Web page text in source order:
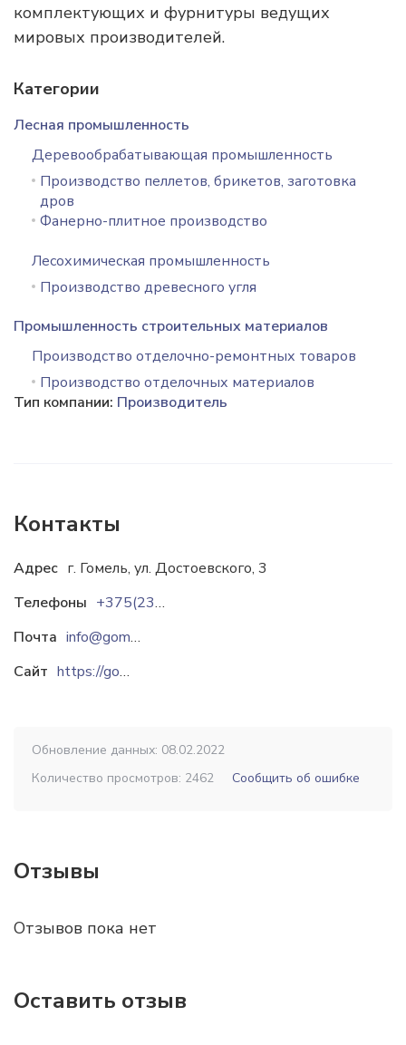
комплектующих и фурнитуры ведущих
мировых производителей.
Категории
Лесная промышленность
Деревообрабатывающая промышленность
Производство пеллетов, брикетов, заготовка
дров
Фанерно-плитное производство
Лесохимическая промышленность
Производство древесного угля
Промышленность строительных материалов
Производство отделочно-ремонтных товаров
Производство отделочных материалов
Тип компании: Производитель
Контакты
Адрес г. Гомель, ул. Достоевского, 3
Телефоны
+375(232)257321
Почта
info@gomeldrev.by
Сайт
https://gomeldrev.by
Обновление данных: 08.02.2022
Количество просмотров: 2462
Сообщить об ошибке
Отзывы
Отзывов пока нет
Оставить отзыв